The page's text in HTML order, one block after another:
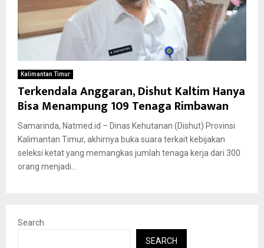
Kalimantan Timur
Terkendala Anggaran, Dishut Kaltim Hanya
Bisa Menampung 109 Tenaga Rimbawan
Samarinda, Natmed.id – Dinas Kehutanan (Dishut) Provinsi
Kalimantan Timur, akhirnya buka suara terkait kebijakan
seleksi ketat yang memangkas jumlah tenaga kerja dari 300
orang menjadi...
Search
SEARCH